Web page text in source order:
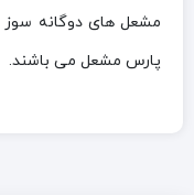
پارس مشعل می باشند.